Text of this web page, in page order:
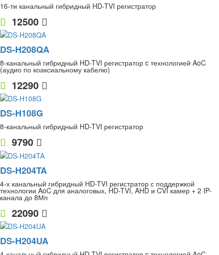
16-ти канальный гибридный HD-TVI регистратор
12500
DS-H208QA
8-канальный гибридный HD-TVI регистратор c технологией AoC
(аудио по коаксиальному кабелю)
12290
DS-H108G
8-канальный гибридный HD-TVI регистратор
9790
DS-H204TA
4-х канальный гибридный HD-TVI регистратор с поддержкой
технологии AoC для аналоговых, HD-TVI, AHD и CVI камер + 2 IP-
канала до 8Мп
22090
DS-H204UA